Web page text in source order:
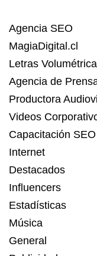
Agencia SEO
MagiaDigital.cl
Letras
Agencia de
Productora
Videos
Capacitación SEO
Internet
Destacados
Influencers
Estadísticas
Música
General